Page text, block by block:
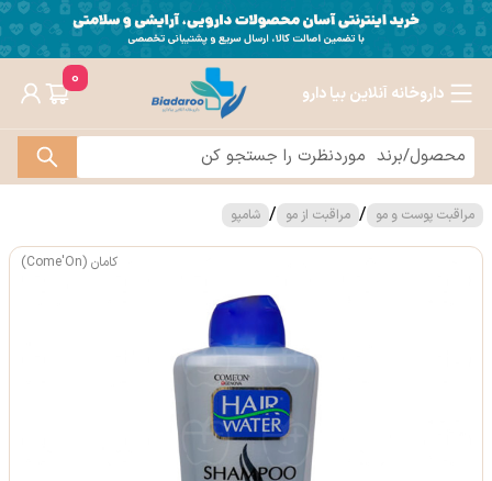
داروخانه آنلاین بیا دارو
0
مراقبت پوست و مو / مراقبت از مو / شامپو
کامان (Come'On)